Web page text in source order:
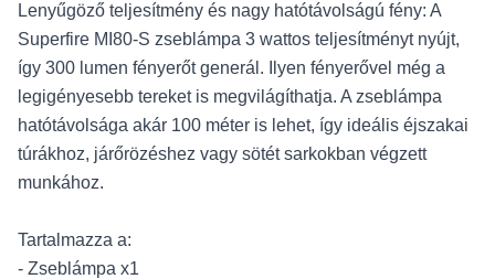
Lenyűgöző teljesítmény és nagy hatótávolságú fény: A
Superfire MI80-S zseblámpa 3 wattos teljesítményt nyújt,
így 300 lumen fényerőt generál. Ilyen fényerővel még a
legigényesebb tereket is megvilágíthatja. A zseblámpa
hatótávolsága akár 100 méter is lehet, így ideális éjszakai
túrákhoz, járőrözéshez vagy sötét sarkokban végzett
munkához.
Tartalmazza a:
- Zseblámpa x1